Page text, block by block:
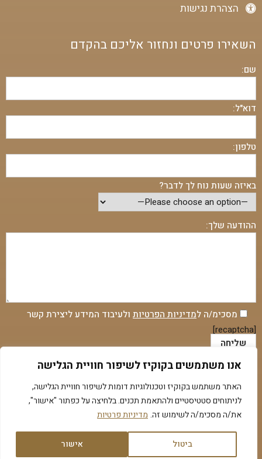
אנו משתמשים בקוקיז לשיפור חוויית הגלישה
האתר משתמש בקוקיז וטכנולוגיות דומות לשיפור חוויית הגלישה,
לניתוחים סטטיסטיים ולהתאמת תכנים. בלחיצה על כפתור "אישור",
את/ה מסכימ/ה לשימוש זה. מדיניות פרטיות
ביטול אישור
הצהרת נגישות
השאירו פרטים ונחזור אליכם בהקדם
שם:
דוא"ל:
טלפון:
באיזה שעות נוח לך לדבר?
ההודעה שלך:
מסכימ/ה למדיניות הפרטיות ולעיבוד המידע ליצירת קשר
[recaptcha]
המידע ישמש אך ורק לטיפול בפנייה. מסירתו אינה חובה, אך
בלעדיו לא נוכל להשיב. המידע לא יועבר לצדדים שלישיים.
גלילה